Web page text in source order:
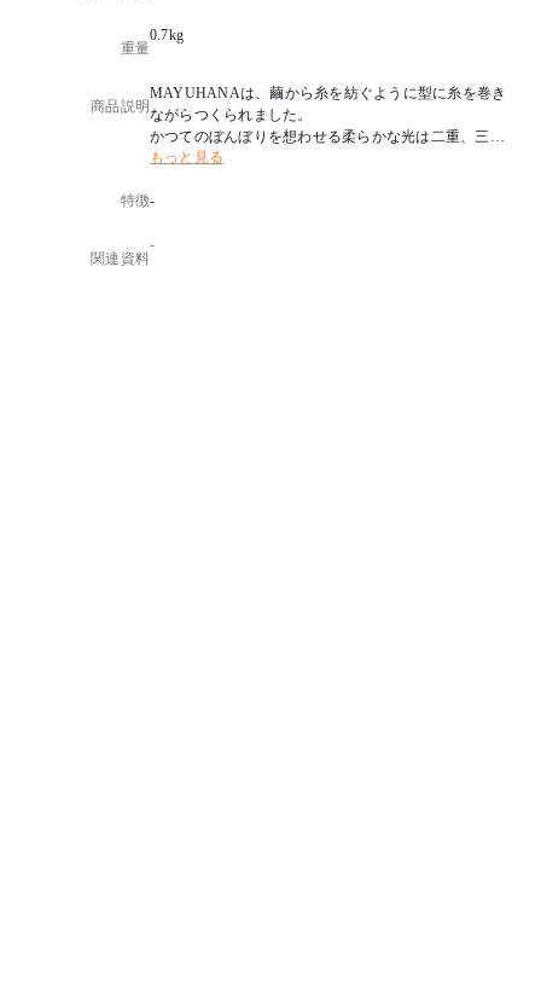
重量
0.7kg
商品説明
MAYUHANAは、繭から糸を紡ぐように型に糸を巻き
ながらつくられました。
かつてのぼんぼりを想わせる柔らかな光は二重、三重
のシェルターを透過することで、さらに柔らかさを増
谷崎潤一郎の「陰翳礼讃」の光をイメージさせます。
デザイナー：伊東 豊雄
もっと見る
特徴-
関連資料
-